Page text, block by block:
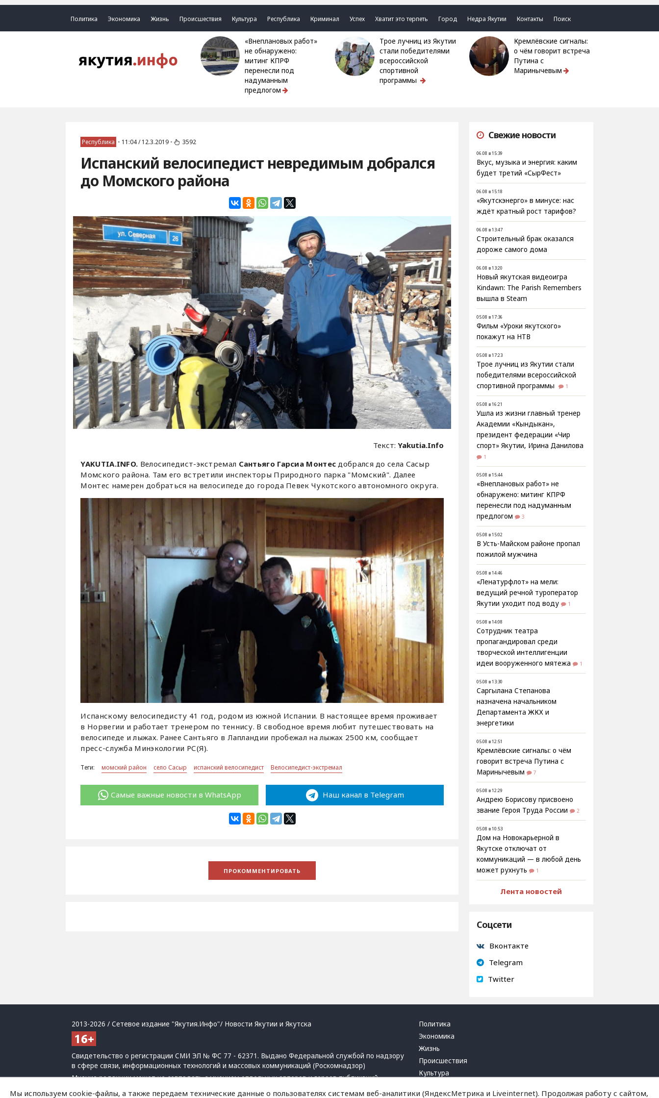
Политика Экономика Жизнь Происшествия Культура Республика Криминал Успех Хватит это терпеть Город Недра Якутии Контакты Поиск
«Внеплановых работ»
не обнаружено:
митинг КПРФ
перенесли под
надуманным
предлогом
Трое лучниц из Якутии
стали победителями
всероссийской
спортивной
программы
Кремлёвские сигналы:
о чём говорит встреча
Путина с
Маринычевым
Республика • 11:04 / 12.3.2019 • 3592
Испанский велосипедист невредимым добрался
до Момского района
Текст:Yakutia.Info
YAKUTIA.INFO. Велосипедист-экстремал Сантьяго Гарсиа Монтес добрался до села Сасыр
Момского района. Там его встретили инспекторы Природного парка "Момский". Далее
Монтес намерен добраться на велосипеде до города Певек Чукотского автономного округа.
Испанскому велосипедисту 41 год, родом из южной Испании. В настоящее время проживает
в Норвегии и работает тренером по теннису. В свободное время любит путешествовать на
велосипеде и лыжах. Ранее Сантьяго в Лапландии пробежал на лыжах 2500 км, сообщает
пресс-служба Минэкологии РС(Я).
Теги: момский район село Сасыр испанский велосипедист Велосипедист-экстремал
Самые важные новости в WhatsApp Наш канал в Telegram
Свежие новости
06.08 в 15:39
Вкус, музыка и энергия: каким
будет третий «СырФест»
06.08 в 15:18
«Якутскэнерго» в минусе: нас
ждёт кратный рост тарифов?
06.08 в 13:47
Строительный брак оказался
дороже самого дома
06.08 в 13:20
Новый якутская видеоигра
Kindawn: The Parish Remembers
вышла в Steam
05.08 в 17:36
Фильм «Уроки якутского»
покажут на НТВ
05.08 в 17:23
Трое лучниц из Якутии стали
победителями всероссийской
спортивной программы
1
05.08 в 16:21
Ушла из жизни главный тренер
Академии «Кындыкан»,
президент федерации «Чир
спорт» Якутии, Ирина Данилова
1
05.08 в 15:44
«Внеплановых работ» не
обнаружено: митинг КПРФ
перенесли под надуманным
предлогом
3
05.08 в 15:02
В Усть-Майском районе пропал
пожилой мужчина
05.08 в 14:46
«Ленатурфлот» на мели:
ведущий речной туроператор
Якутии уходит под воду
1
05.08 в 14:08
Сотрудник театра
пропагандировал среди
творческой интеллигенции
идеи вооруженного мятежа
1
05.08 в 13:30
Саргылана Степанова
назначена начальником
Департамента ЖКХ и
энергетики
05.08 в 12:51
Кремлёвские сигналы: о чём
говорит встреча Путина с
Маринычевым
7
05.08 в 12:29
Андрею Борисову присвоено
звание Героя Труда России
2
05.08 в 10:53
Дом на Новокарьерной в
Якутске отключат от
коммуникаций — в любой день
может рухнуть
1
Лента новостей
Соцсети
Вконтакте
Telegram
Twitter
2013-2026 / Сетевое издание "Якутия.Инфо"/ Новости Якутии и Якутска
Свидетельство о регистрации СМИ ЭЛ № ФС 77 - 62371. Выдано Федеральной службой по надзору
в сфере связи, информационных технологий и массовых коммуникаций (Роскомнадзор)
Мнение редакции может не совпадать с мнением отдельных авторов и героев публикаций.
При использовании материалов обязательна активная ссылка на сайт.
Политика
Экономика
Жизнь
Происшествия
Культура
Мы используем cookie-файлы, а также передаем технические данные о пользователях системам веб-аналитики (ЯндексМетрика и Liveinternet). Продолжая работу с сайтом,